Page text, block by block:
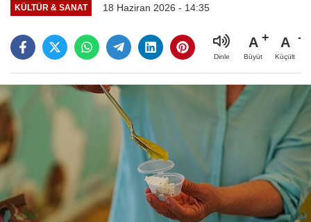
KÜLTÜR & SANAT 18 Haziran 2026 - 14:35
Dinle
A
Büyüt
A
Küçült